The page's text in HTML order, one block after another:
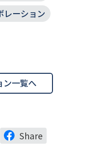
レーション
ン一覧へ
Share